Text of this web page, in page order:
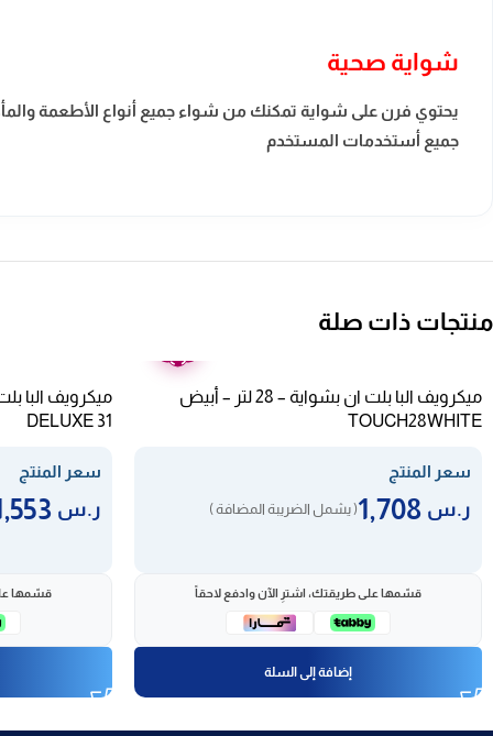
شواية صحية
يحتوي فرن على شواية تمكنك من شواء جميع أنواع الأطعمة
جميع أستخدمات المستخدم
منتجات ذات صلة
ميكرويف البا بلت ان بشواية – 28 لتر – أبيض
TOUCH28WHITE
سعر المنتج
ر.س ( يشمل الضريبة المضافة )
قسّمها على طريقتك، اشترِ الآن وادفع لاحقاً
إضافة إلى السلة
DELUXE 31
سعر المنتج
ر.س
قسّمها